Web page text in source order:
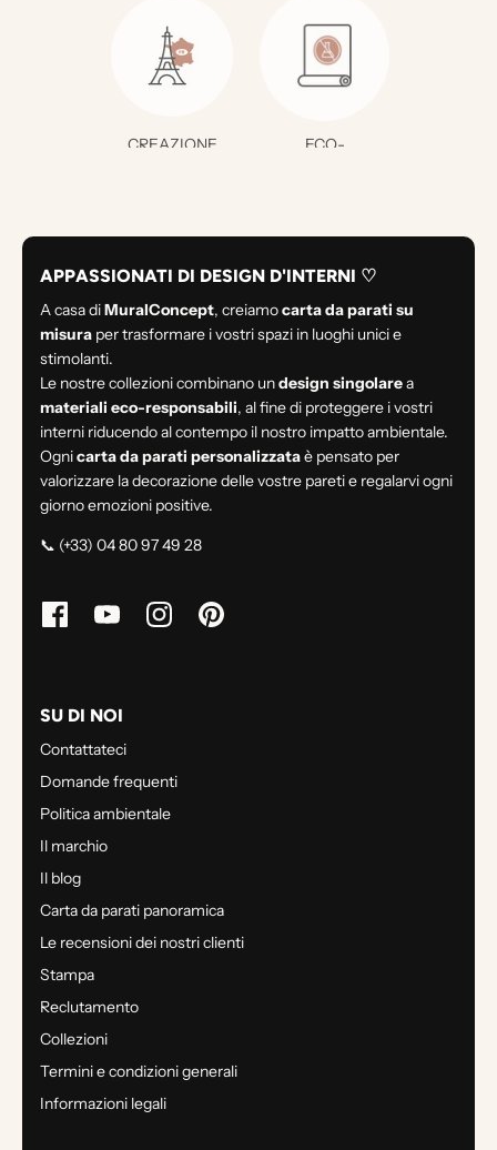
CREAZIONE
ECO-
APPASSIONATI DI DESIGN D'INTERNI ♡
A casa diMuralConcept, creiamocarta da parati su
misura per trasformare i vostri spazi in luoghi unici e
stimolanti.
Le nostre collezioni combinano undesign singolarea
materiali eco-responsabili, al fine di proteggere i vostri
interni riducendo al contempo il nostro impatto ambientale.
Ognicarta da parati personalizzataè pensato per
valorizzare la decorazione delle vostre pareti e regalarvi ogni
giorno emozioni positive.
📞 (+33) 04 80 97 49 28
SU DI NOI
Contattateci
Domande frequenti
Politica ambientale
Il marchio
Il blog
Carta da parati panoramica
Le recensioni dei nostri clienti
Stampa
Reclutamento
Collezioni
Termini e condizioni generali
Informazioni legali